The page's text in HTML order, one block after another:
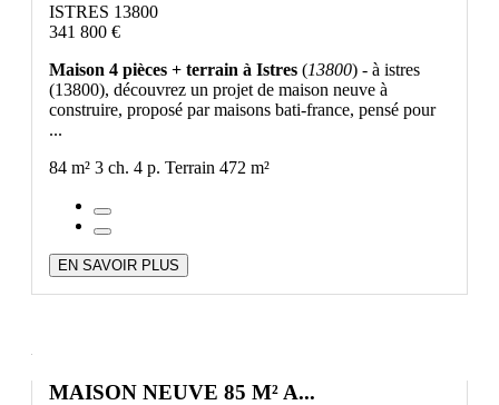
ISTRES 13800
341 800 €
Maison 4 pièces + terrain à Istres (13800) - à istres
(13800), découvrez un projet de maison neuve à
construire, proposé par maisons bati-france, pensé pour
...
84 m² 3 ch. 4 p. Terrain 472 m²
EN SAVOIR PLUS
MAISON NEUVE 85 M² A...